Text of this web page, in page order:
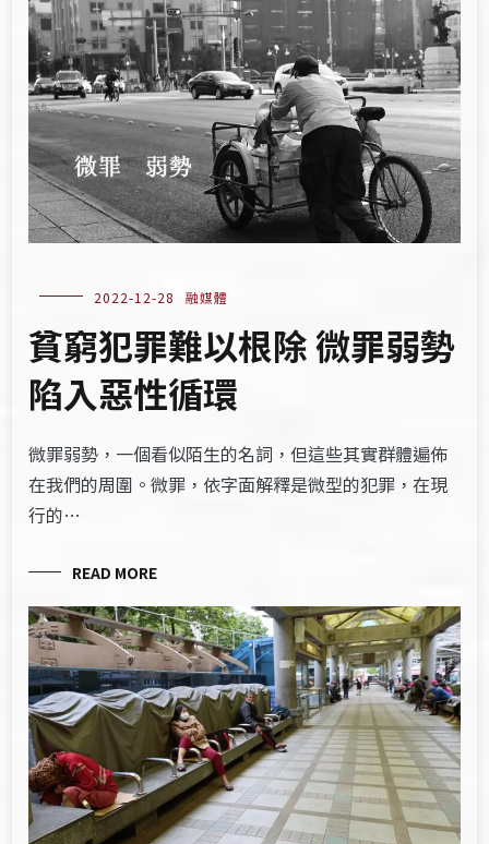
2022-12-28 融媒體
貧窮犯罪難以根除 微罪弱勢
陷入惡性循環
微罪弱勢，一個看似陌生的名詞，但這些其實群體遍佈
在我們的周圍。微罪，依字面解釋是微型的犯罪，在現
行的…
READ MORE